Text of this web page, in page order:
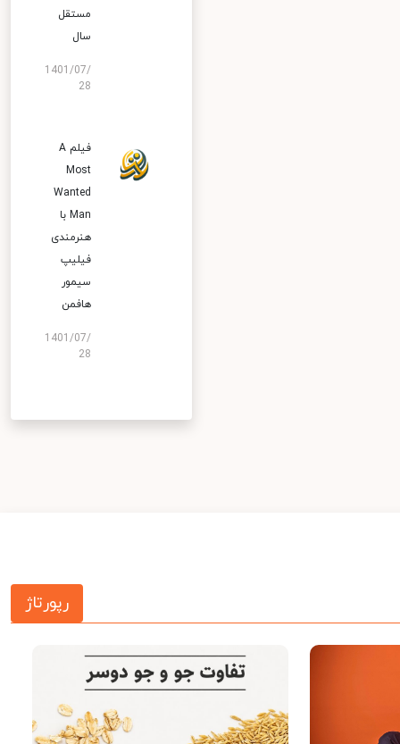
مستقل
سال
1401/07/
28
فیلم A
Most
Wanted
Man با
هنرمندی
فیلیپ
سیمور
هافمن
1401/07/
28
رپورتاژ